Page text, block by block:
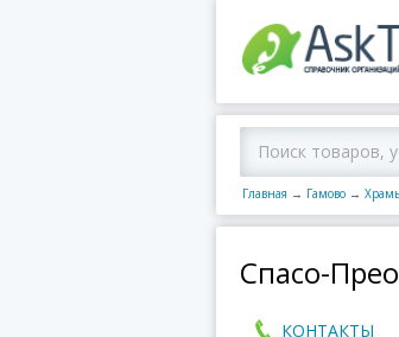
Главная → Гамово →
Спасо-
КОНТАКТЫ